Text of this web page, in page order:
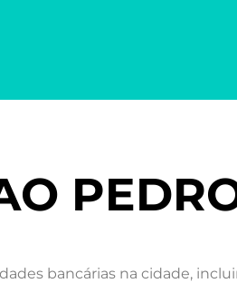
bancárias na cidade,